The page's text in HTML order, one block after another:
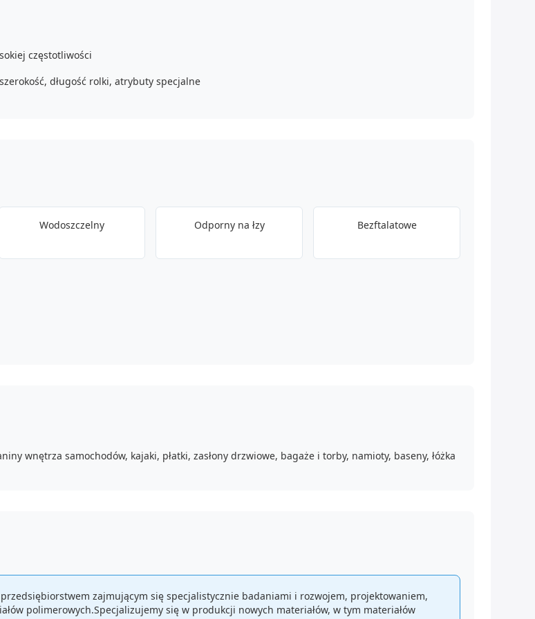
częstotliwości
długość rolki, atrybuty specjalne
Wodoszczelny Odporny na łzy Bezftalatowe
wnętrza samochodów, kajaki, płatki, zasłony drzwiowe, bagaże i torby, namioty, baseny, łóżka
zajmującym się specjalistycznie badaniami i rozwojem, projektowaniem,
polimerowych.Specjalizujemy się w produkcji nowych materiałów, w tym materiałów